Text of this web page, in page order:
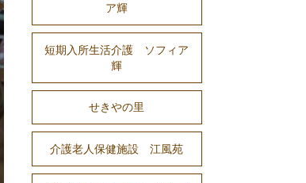
ア輝
短期入所生活介護 ソフィア
輝
せきやの里
介護老人保健施設 江風苑